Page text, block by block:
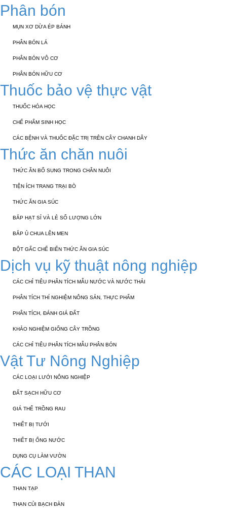
Phân bón
MỤN XƠ DỪA ÉP BÁNH
PHÂN BÓN LÁ
PHÂN BÓN VÔ CƠ
PHÂN BÓN HỮU CƠ
Thuốc bảo vệ thực vật
THUỐC HÓA HỌC
CHẾ PHẨM SINH HỌC
CÁC BỆNH VÀ THUỐC ĐẶC TRỊ TRÊN CÂY CHANH DÂY
Thức ăn chăn nuôi
THỨC ĂN BỔ SUNG TRONG CHĂN NUÔI
TIỆN ÍCH TRANG TRẠI BÒ
THỨC ĂN GIA SÚC
BẮP HẠT SỈ VÀ LẺ SỐ LƯỢNG LỚN
BẮP Ủ CHUA LÊN MEN
BỘT GẤC CHẾ BIẾN THỨC ĂN GIA SÚC
Dịch vụ kỹ thuật nông nghiệp
CÁC CHỈ TIÊU PHÂN TÍCH MẪU NƯỚC VÀ NƯỚC THẢI
PHÂN TÍCH THÍ NGHIỆM NÔNG SẢN, THỰC PHẨM
PHÂN TÍCH, ĐÁNH GIÁ ĐẤT
KHẢO NGHIỆM GIỐNG CÂY TRỒNG
CÁC CHỈ TIÊU PHÂN TÍCH MẪU PHÂN BÓN
Vật Tư Nông Nghiệp
CÁC LOẠI LƯỚI NÔNG NGHIỆP
ĐẤT SẠCH HỮU CƠ
GIÁ THỂ TRỒNG RAU
THIẾT BỊ TƯỚI
THIẾT BỊ ỐNG NƯỚC
DỤNG CỤ LÀM VƯỜN
CÁC LOẠI THAN
THAN TẠP
THAN CỦI BẠCH ĐÀN